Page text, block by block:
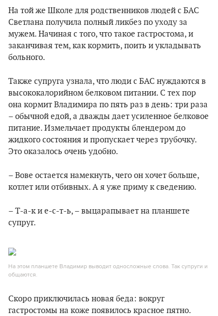
На той же Школе для родственников людей с БАС
Светлана получила полный ликбез по уходу за
мужем. Начиная с того, что такое гастростома, и
заканчивая тем, как кормить, поить и укладывать
больного.
Также супруга узнала, что люди с БАС нуждаются в
высококалорийном белковом питании. С тех пор
она кормит Владимира по пять раз в день: три раза
– обычной едой, а дважды дает усиленное белковое
питание. Измельчает продукты блендером до
жидкого состояния и пропускает через трубочку.
Это оказалось очень удобно.
– Вове остается намекнуть, чего он хочет больше,
котлет или отбивных. А я уже приму к сведению.
– Т-а-к и е-с-т-ь, – выцарапывает на планшете
супруг.
На этом планшете Владимир выводит односложные слова. Так супруги и
общаются.
Скоро приключилась новая беда: вокруг
гастростомы на коже появилось красное пятно.